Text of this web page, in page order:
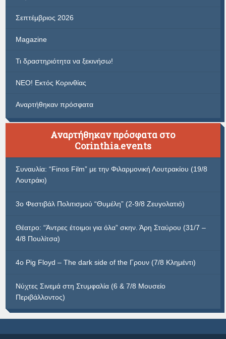
Σεπτέμβριος 2026
Magazine
Τι δραστηριότητα να ξεκινήσω!
ΝΕΟ! Εκτός Κορινθίας
Αναρτήθηκαν πρόσφατα
Αναρτήθηκαν πρόσφατα στο
Corinthia.events
Συναυλία: “Finos Film” με την Φιλαρμονική Λουτρακίου (19/8
Λουτράκι)
3ο Φεστιβάλ Πολιτισμού “Θυμέλη” (2-9/8 Ζευγολατιό)
Θέατρο: “Άντρες έτοιμοι για όλα” σκην. Άρη Σταύρου (31/7 –
4/8 Πουλίτσα)
4ο Pig Floyd – The dark side of the Γρουν (7/8 Κλημέντι)
Νύχτες Σινεμά στη Στυμφαλία (6 & 7/8 Μουσείο
Περιβάλλοντος)